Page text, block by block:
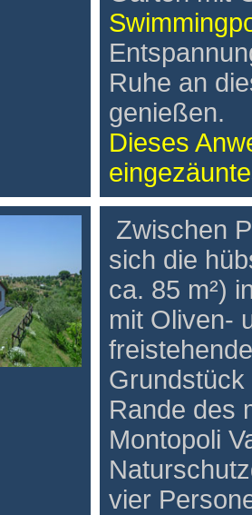
Ruhe an
genießen.
Dieses
Zwischen
sich die
ca. 85 m²)
mit Oliven-
Rande des
Montopoli
vier